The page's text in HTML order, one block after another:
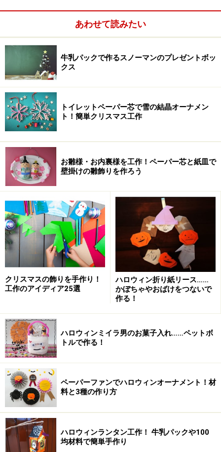
ダンボール工作1：リズム感が勝負の昔おも
ちゃ「ぶんぶんゴマ」
こちらのダンボール工作コマ完成品サンプルでは色紙で装飾
しています。シールや色紙で自由に飾り付けましょう。
よく、お母さんやお婆ちゃんのお裁縫箱からボタンと糸
を拝借して、ボタンに糸を通してびゅんびゅん回す遊び
をしましたよね。実は、力加減とリズム感が要求される
高度な遊びです。ダンボール紙とタコ糸を利用すれば簡
単に作れます。
10cm四方のダンボール紙、タコ糸30ｃｍくらいを2本
ダンボール工作「ぶんぶんゴマ」作り方
1.ダンボールを10cm四方に切り取ります。（写真では大
あわせて読みたい
牛乳パックで作るスノーマンのプレゼントボッ
クス
トイレットペーパー芯で雪の結晶オーナメン
ト！簡単クリスマス工作
お雛様・お内裏様を工作！ペーパー芯と紙皿で
壁掛けの雛飾りを作ろう
クリスマスの飾りを手作り！
工作のアイディア25選
ハロウィン折り紙リース……
かぼちゃやおばけをつないで
作る！
ハロウィンミイラ男のお菓子入れ……ペットボ
トルで作る！
ペーパーファンでハロウィンオーナメント！材
料と3種の作り方
ハロウィンランタン工作！ 牛乳パックや100
均材料で簡単手作り